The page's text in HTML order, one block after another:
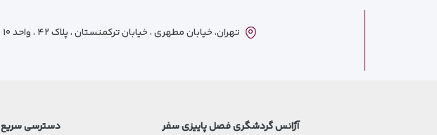
تهران، خیابان مطهری ، خیابان ترکمنستان ، پلاک ۴۲ ، واحد ۱۰
آژانس گردشگری فصل پاییزی سفر دسترسی سریع